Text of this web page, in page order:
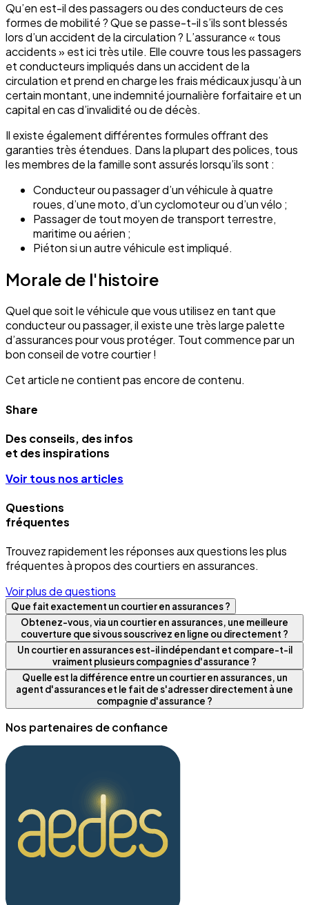
Qu’en est-il des passagers ou des conducteurs de ces
formes de mobilité ? Que se passe-t-il s’ils sont blessés
lors d’un accident de la circulation ? L’assurance « tous
accidents » est ici très utile. Elle couvre tous les passagers
et conducteurs impliqués dans un accident de la
circulation et prend en charge les frais médicaux jusqu’à un
certain montant, une indemnité journalière forfaitaire et un
capital en cas d’invalidité ou de décès.
Il existe également différentes formules offrant des
garanties très étendues. Dans la plupart des polices, tous
les membres de la famille sont assurés lorsqu’ils sont :
Conducteur ou passager d’un véhicule à quatre
roues, d’une moto, d’un cyclomoteur ou d’un vélo ;
Passager de tout moyen de transport terrestre,
maritime ou aérien ;
Piéton si un autre véhicule est impliqué.
Morale de l'histoire
Quel que soit le véhicule que vous utilisez en tant que
conducteur ou passager, il existe une très large palette
d’assurances pour vous protéger. Tout commence par un
bon conseil de votre courtier !
Cet article ne contient pas encore de contenu.
Share
Des conseils, des infos
et des inspirations
Voir tous nos articles
Questions
fréquentes
Trouvez rapidement les réponses aux questions les plus
fréquentes à propos des courtiers en assurances.
Voir plus de questions
Que fait exactement un courtier en assurances ?
Obtenez-vous, via un courtier en assurances, une meilleure
couverture que si vous souscrivez en ligne ou directement ?
Un courtier en assurances est-il indépendant et compare-t-il
vraiment plusieurs compagnies d'assurance ?
Quelle est la différence entre un courtier en assurances, un
agent d'assurances et le fait de s'adresser directement à une
compagnie d'assurance ?
Nos partenaires de confiance